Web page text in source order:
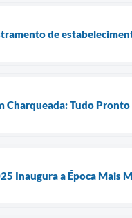
de
Charqueada: Tudo
Inaugura a Época Mais